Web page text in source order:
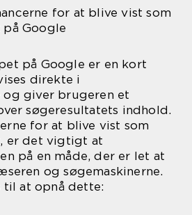
for at blive vist som
Google
på Google er en kort
direkte i
og giver brugeren et
søgeresultatets indhold.
for at blive vist som
er det vigtigt at
på en måde, der er let at
og søgemaskinerne.
til at opnå dette: